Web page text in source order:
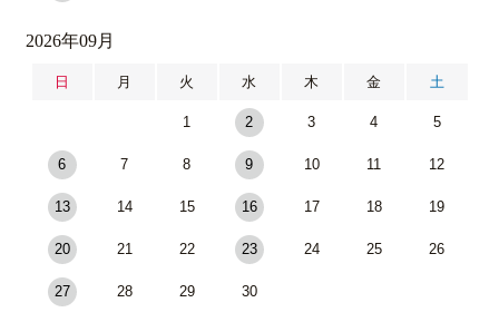
2026年09月
日 月 火 水 木 金 土
1 2 3 4 5
6 7 8 9 10 11 12
13 14 15 16 17 18 19
20 21 22 23 24 25 26
27 28 29 30